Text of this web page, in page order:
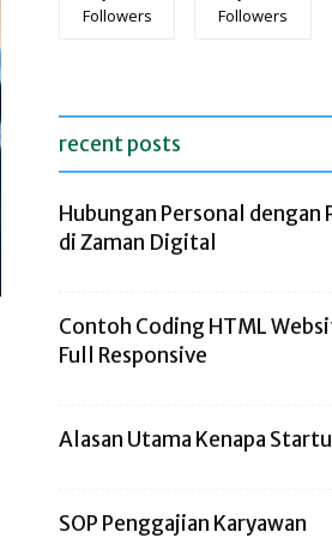
Followers Followers
recent posts
Hubungan Personal dengan
di Zaman Digital
Contoh Coding HTML
Full Responsive
Alasan Utama Kenapa
SOP Penggajian Karyawan